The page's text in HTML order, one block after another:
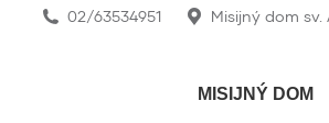
02/63534951 Misijný dom
MISIJNÝ DOM